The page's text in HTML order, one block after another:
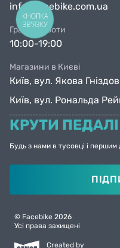
info@facebike.com.ua
Графік роботи
10:00-19:00
Магазини в Києві
Київ, вул. Якова
Київ, вул. Рональда
КРУТИ
Будь з нами в тусовці і першим
© Facebike 2026
Усі права захищені
Created by
КНОПКА
ЗВ'ЯЗКУ